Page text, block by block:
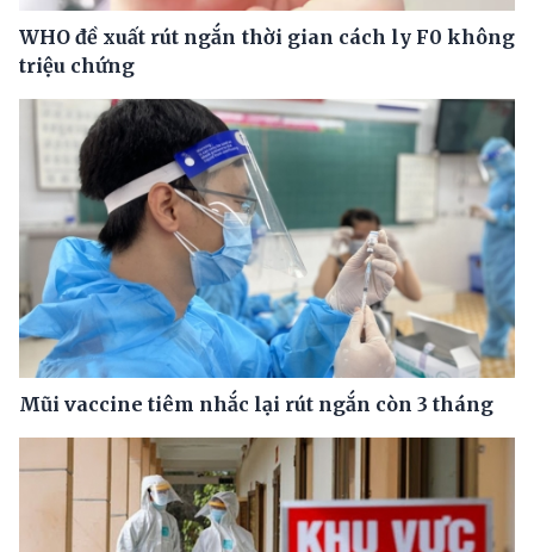
WHO đề xuất rút ngắn thời gian cách ly F0 không
triệu chứng
Mũi vaccine tiêm nhắc lại rút ngắn còn 3 tháng